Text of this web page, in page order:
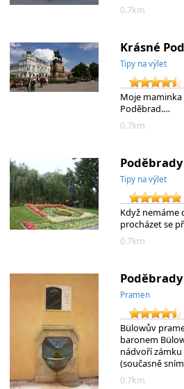
0.7km
Krásné
Tipy na výlet
Moje
Poděbrad.…
0.7km
Tipy na výlet
Když nemáme
procházet se
0.7km
Pramen
Bülowův
baronem
nádvoří
(současně
0.7km